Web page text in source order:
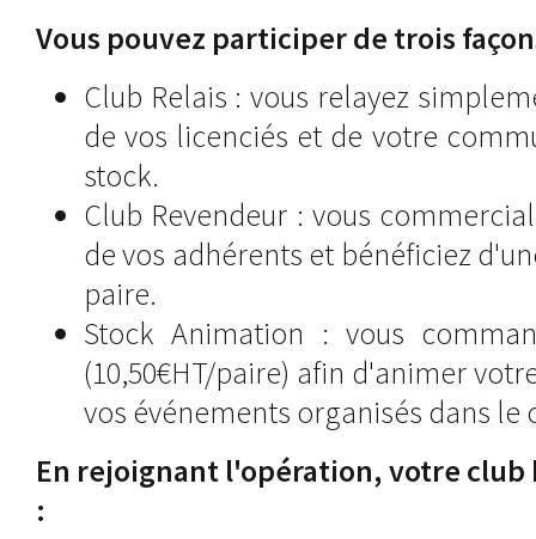
Vous pouvez participer de trois
Club Relais : vous relayez
de vos licenciés et de votre
stock.
Club Revendeur : vous
de vos adhérents et bénéficiez
paire.
Stock Animation : vous
(10,50€HT/paire) afin d'animer
vos événements organisés dans le
En rejoignant l'opération, votre
: